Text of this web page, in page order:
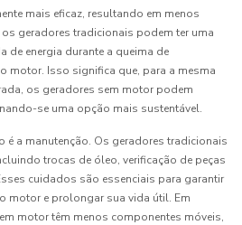
mais eficaz, resultando em menos
geradores tradicionais podem ter uma
de energia durante a queima de
motor. Isso significa que, para a mesma
os geradores sem motor podem
se uma opção mais sustentável.
é a manutenção. Os geradores tradicionais
trocas de óleo, verificação de peças
cuidados são essenciais para garantir
motor e prolongar sua vida útil. Em
motor têm menos componentes móveis,